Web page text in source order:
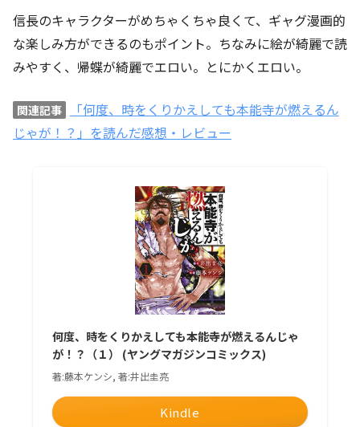
信長のキャラクターがめちゃくちゃ良くて、ギャグ漫画的
な楽しみ方ができるのもポイント。ちなみに絵が綺麗で読
みやすく、帰蝶が綺麗でエロい。とにかくエロい。
関連記事
「何度、時をくりかえしても本能寺が燃えるん
じゃが！？」を読んだ感想・レビュー
何度、時をくりかえしても本能寺が燃えるんじゃ
が！？（１） (ヤングマガジンコミックス)
著:藤本ケンシ, 著:井出圭亮
Kindle